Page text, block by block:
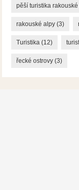
pěší turistika
rakouské alpy (3)
Turistika (12)
řecké ostrovy (3)